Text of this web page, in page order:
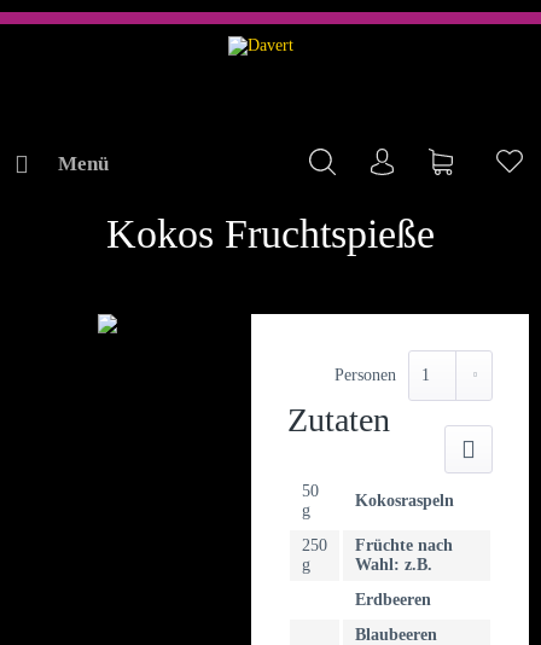
Menü Mein KontoWarenkorb
REZEPTEKokos Fruchtspieße
Personen
Zutaten
50
g
Kokosraspeln
250
g
Früchte nach
Wahl: z.B.
Erdbeeren
Blaubeeren